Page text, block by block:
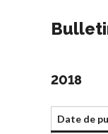
Fournisseur de
Auto-
2018
Date de